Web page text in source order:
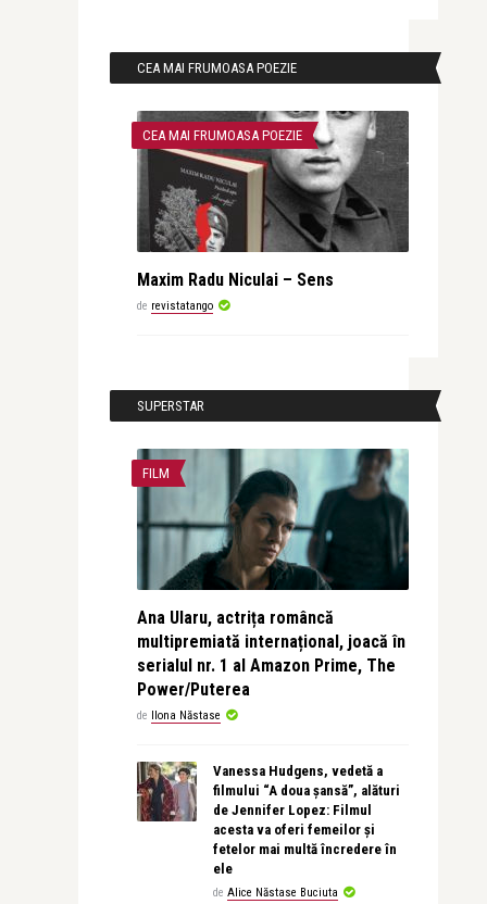
CEA MAI FRUMOASA POEZIE
CEA MAI FRUMOASA POEZIE
Maxim Radu Niculai – Sens
de revistatango
SUPERSTAR
FILM
Ana Ularu, actrița româncă
multipremiată internațional, joacă în
serialul nr. 1 al Amazon Prime, The
Power/Puterea
de Ilona Năstase
Vanessa Hudgens, vedetă a
filmului “A doua șansă”, alături
de Jennifer Lopez: Filmul
acesta va oferi femeilor și
fetelor mai multă încredere în
ele
de Alice Năstase Buciuta